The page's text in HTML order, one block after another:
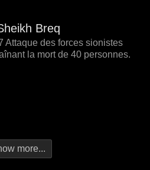
Breq
Attaque des forces sionistes
la mort de 40 personnes.
more...